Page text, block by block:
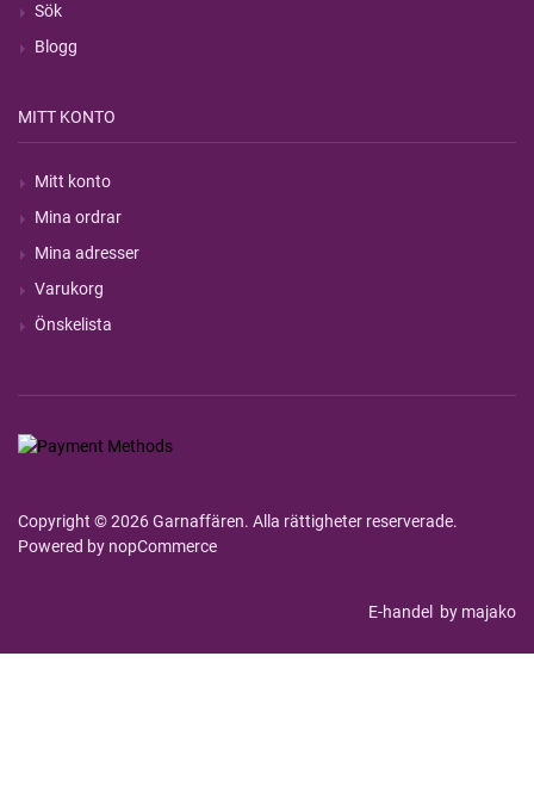
Sök
Blogg
MITT KONTO
Mitt konto
Mina ordrar
Mina adresser
Varukorg
Önskelista
Copyright © 2026 Garnaffären. Alla rättigheter reserverade.
Powered by nopCommerce
E-handel by majako